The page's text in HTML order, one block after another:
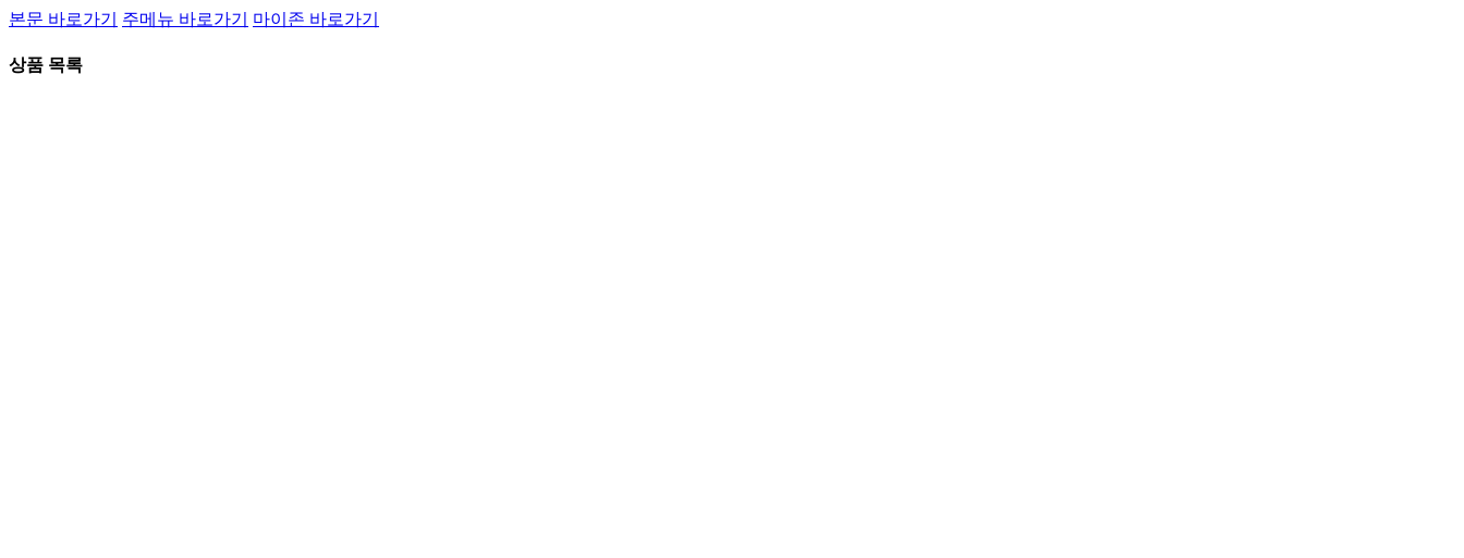
본문 바로가기 주메뉴 바로가기 마이존 바로가기
상품 목록